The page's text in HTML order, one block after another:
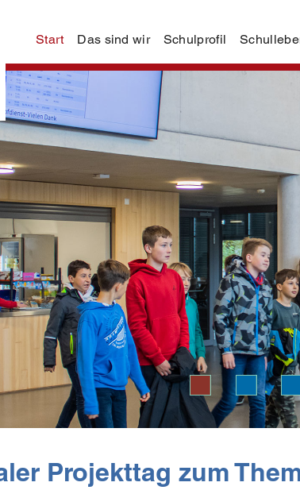
Start Das sind wir Schulprofil
Projekttag zum